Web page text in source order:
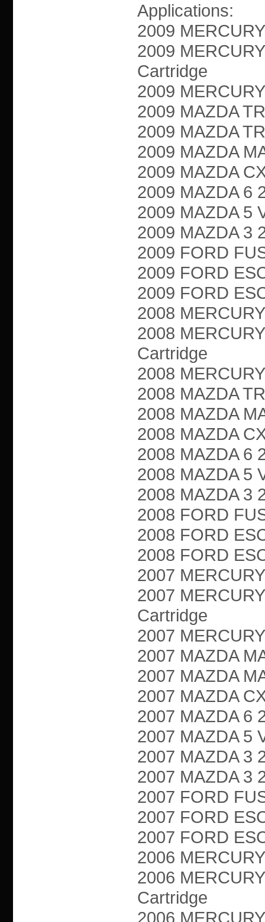
Applications:
2009
2009
Cartridge
2009
2009 MAZDA
2009 MAZDA
2009 MAZDA
2009 MAZDA
2009 MAZDA 6
2009 MAZDA 5
2009 MAZDA 3
2009 FORD
2009 FORD
2009 FORD
2008
2008
Cartridge
2008
2008 MAZDA
2008 MAZDA
2008 MAZDA
2008 MAZDA 6
2008 MAZDA 5
2008 MAZDA 3
2008 FORD
2008 FORD
2008 FORD
2007
2007
Cartridge
2007
2007 MAZDA
2007 MAZDA
2007 MAZDA
2007 MAZDA 6
2007 MAZDA 5
2007 MAZDA 3
2007 MAZDA 3
2007 FORD
2007 FORD
2007 FORD
2006
2006
Cartridge
2006